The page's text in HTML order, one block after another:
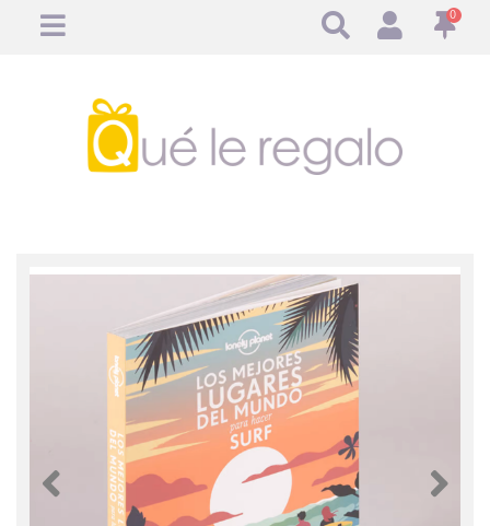
0
Anterior